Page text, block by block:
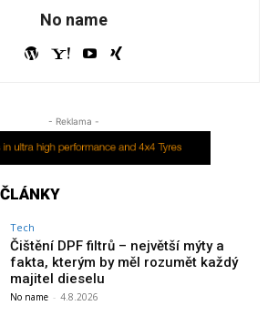
No name
- Reklama -
Tech
Čištění DPF filtrů – největší mýty a
fakta, kterým by měl rozumět každý
majitel dieselu
No name - 4.8.2026